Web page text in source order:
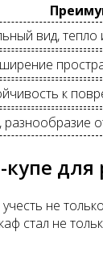
вид, тепло
к
разнообразие
не
стал не